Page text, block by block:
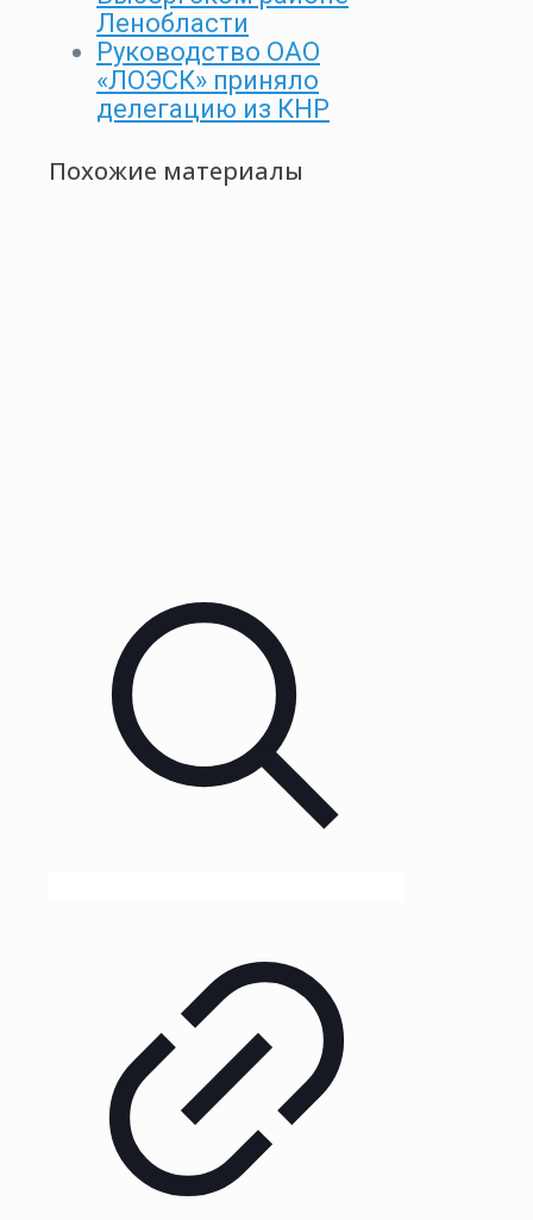
Ленобласти
Руководство ОАО
«ЛОЭСК» приняло
делегацию из КНР
Похожие материалы